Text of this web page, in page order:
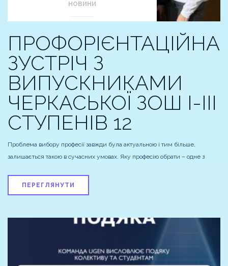
НОВИНИ
ПРОФОРІЄНТАЦІЙНА
ЗУСТРІЧ З
ВИПУСКНИКАМИ
ЧЕРКАСЬКОЇ ЗОШ I-III
СТУПЕНІВ 12
Проблема вибору професії завжди була актуальною і тим більше,
залишається такою в сучасних умовах. Яку професію обрати – одне з
ПЕРЕГЛЯНУТИ